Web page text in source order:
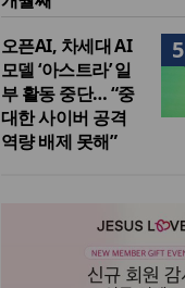
5
오픈AI, 차세대 AI
모델 ‘아스트라’ 일
부 활동 중단… “중
대한 사이버 공격
역량 배제 못해”